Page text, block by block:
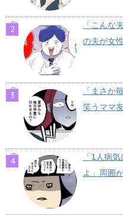
「こんな
の夫が女
「まさか
笑うママ
「1人病
よ」周囲